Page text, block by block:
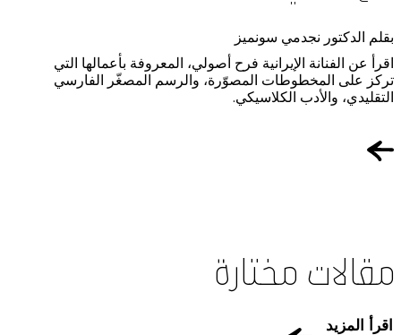
اقرأ عن الفنانة الإيرانية فرح أصولي، المعروفة بأعمالها التي
تركز على المخطوطات المصوّرة، والرسم المصغّر الفارسي
التقليدي، والأدب الكلاسيكي.
بقلم الدكتور نجدمي سونميز
مقالات مختارة
اقرأ المزيد